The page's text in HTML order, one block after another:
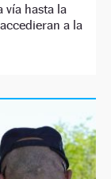
vía hasta la
a la